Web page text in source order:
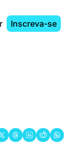
Inscreva-se